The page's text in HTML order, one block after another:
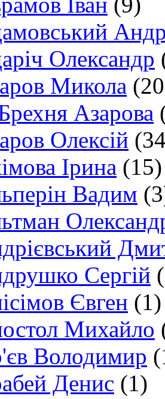
Олександр
Микола
Азарова
Олексій
Ірина (15)
Вадим
Сергій
Євген (1)
Михайло
Володимир
Денис (1)